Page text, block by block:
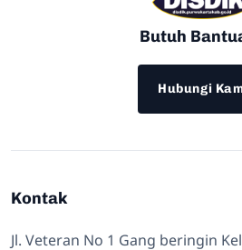
Butuh
Hubungi
Kontak
Jl. Veteran No 1 Gang beringin